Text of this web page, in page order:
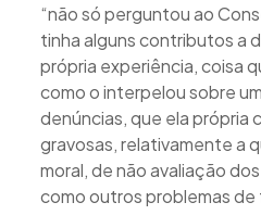
“não só perguntou ao
tinha alguns contributos a
própria experiência, coisa
como o interpelou sobre
denúncias, que ela própria
gravosas, relativamente a
moral, de não avaliação
como outros problemas